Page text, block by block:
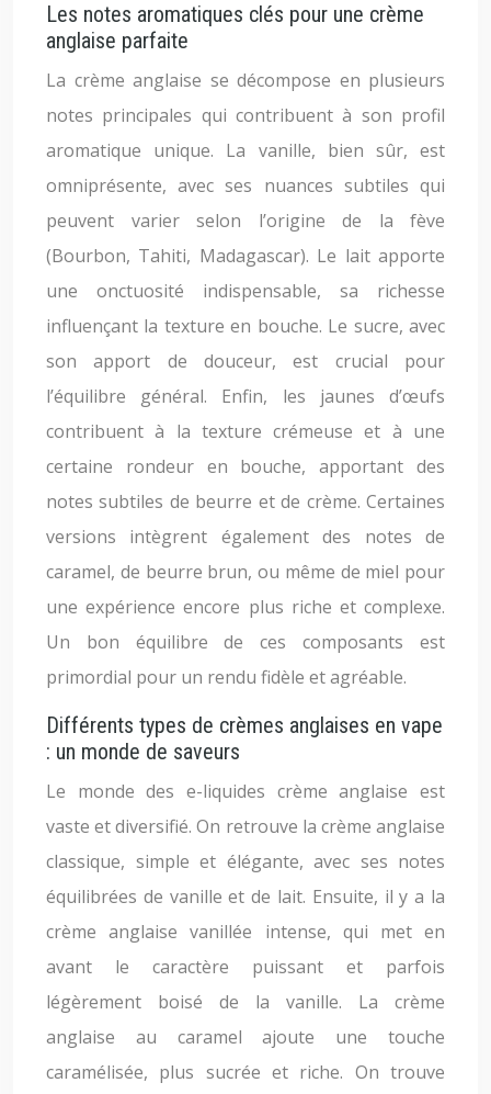
Les notes aromatiques clés pour une crème
anglaise parfaite
La crème anglaise se décompose en plusieurs
notes principales qui contribuent à son profil
aromatique unique. La vanille, bien sûr, est
omniprésente, avec ses nuances subtiles qui
peuvent varier selon l’origine de la fève
(Bourbon, Tahiti, Madagascar). Le lait apporte
une onctuosité indispensable, sa richesse
influençant la texture en bouche. Le sucre, avec
son apport de douceur, est crucial pour
l’équilibre général. Enfin, les jaunes d’œufs
contribuent à la texture crémeuse et à une
certaine rondeur en bouche, apportant des
notes subtiles de beurre et de crème. Certaines
versions intègrent également des notes de
caramel, de beurre brun, ou même de miel pour
une expérience encore plus riche et complexe.
Un bon équilibre de ces composants est
primordial pour un rendu fidèle et agréable.
Différents types de crèmes anglaises en vape
: un monde de saveurs
Le monde des e-liquides crème anglaise est
vaste et diversifié. On retrouve la crème anglaise
classique, simple et élégante, avec ses notes
équilibrées de vanille et de lait. Ensuite, il y a la
crème anglaise vanillée intense, qui met en
avant le caractère puissant et parfois
légèrement boisé de la vanille. La crème
anglaise au caramel ajoute une touche
caramélisée, plus sucrée et riche. On trouve